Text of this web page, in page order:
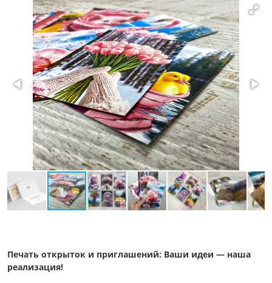
Печать открыток и приглашений: Ваши идеи — наша
реализация!